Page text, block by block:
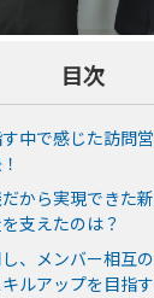
目次
中で感じた訪問
から実現できた
支えたのは？
、メンバー相互
ルアップを目指